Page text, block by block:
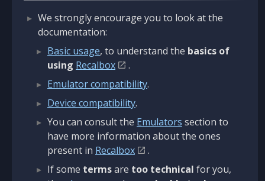
We strongly encourage you to look at the
documentation:
Basic usage, to understand the basics of
using Recalbox
.
Emulator compatibility.
Device compatibility.
You can consult the Emulators section to
have more information about the ones
present in Recalbox
.
If some termsare too technical for you,